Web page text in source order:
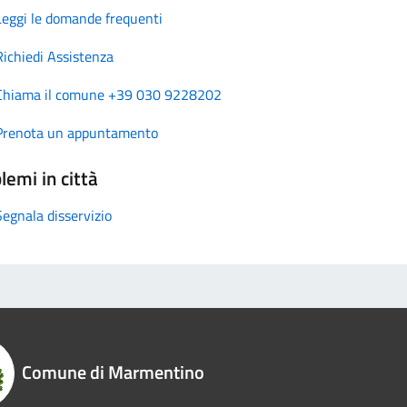
le domande frequenti
Assistenza
il comune +39 030 9228202
un appuntamento
in città
disservizio
Comune di Marmentino